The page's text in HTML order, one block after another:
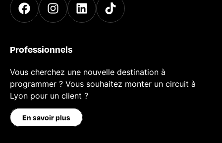
Professionnels
Vous cherchez une nouvelle destination à
programmer ? Vous souhaitez monter un circuit à
Lyon pour un client ?
En savoir plus